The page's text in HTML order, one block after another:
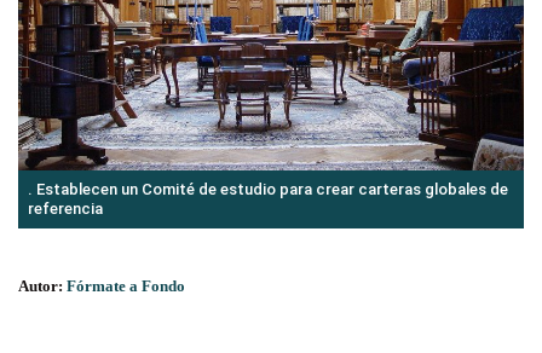
. Establecen un Comité de estudio para crear carteras globales de
referencia
Autor: Fórmate a Fondo